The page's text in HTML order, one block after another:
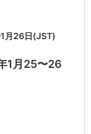
月26日(JST)
1月25〜26